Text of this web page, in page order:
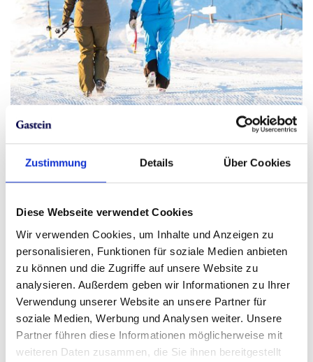
Zustimmung Details Über Cookies
Diese Webseite verwendet Cookies
Wir verwenden Cookies, um Inhalte und Anzeigen zu
personalisieren, Funktionen für soziale Medien anbieten
zu können und die Zugriffe auf unsere Website zu
analysieren. Außerdem geben wir Informationen zu Ihrer
Verwendung unserer Website an unsere Partner für
soziale Medien, Werbung und Analysen weiter. Unsere
Partner führen diese Informationen möglicherweise mit
weiteren Daten zusammen, die Sie ihnen bereitgestellt